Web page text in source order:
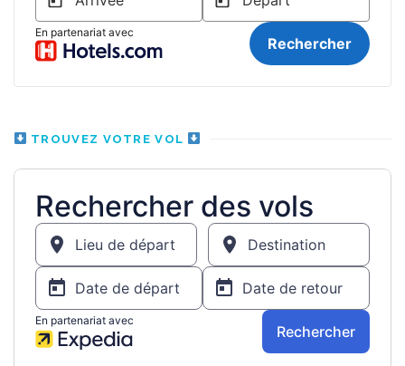
TROUVEZ VOTRE VOL